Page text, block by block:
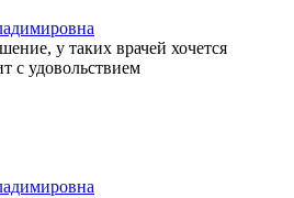
у таких врачей хочется
с удовольствием